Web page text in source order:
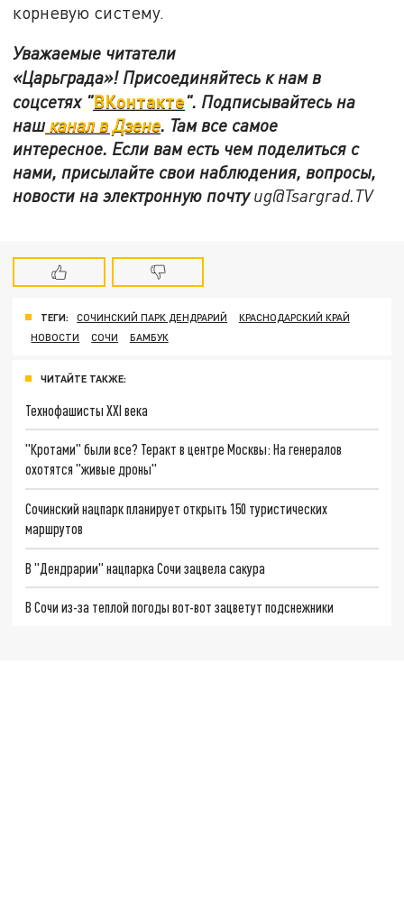
корневую систему.
Уважаемые читатели
«Царьграда»! Присоединяйтесь к нам в
соцсетях "ВКонтакте". Подписывайтесь на
нашканал в Дзене. Там все самое
интересное. Если вам есть чем поделиться с
нами, присылайте свои наблюдения, вопросы,
новости на электронную почтуug@Tsargrad.TV
ТЕГИ: СОЧИНСКИЙ ПАРК ДЕНДРАРИЙ
КРАСНОДАРСКИЙ КРАЙ
НОВОСТИ
СОЧИ БАМБУК
ЧИТАЙТЕ ТАКЖЕ:
Технофашисты XXI века
"Кротами" были все? Теракт в центре Москвы: На генералов
охотятся "живые дроны"
Сочинский нацпарк планирует открыть 150 туристических
маршрутов
В "Дендрарии" нацпарка Сочи зацвела сакура
В Сочи из-за теплой погоды вот-вот зацветут подснежники